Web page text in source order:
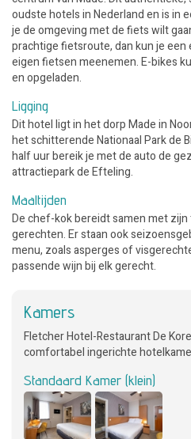
oudste hotels in Nederland en is in
je de omgeving met de fiets wilt
prachtige fietsroute, dan kun je een
eigen fietsen meenemen. E-bikes
en opgeladen.
Ligging
Dit hotel ligt in het dorp Made in
het schitterende Nationaal Park de
half uur bereik je met de auto de
attractiepark de Efteling.
Maaltijden
De chef-kok bereidt samen met
gerechten. Er staan ook
menu, zoals asperges of
passende wijn bij elk gerecht.
Kamers
Fletcher Hotel-Restaurant De
comfortabel ingerichte
Standaard Kamer (klein)